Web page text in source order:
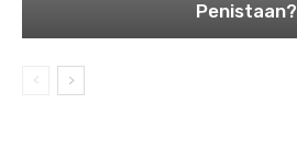
Penistaan?